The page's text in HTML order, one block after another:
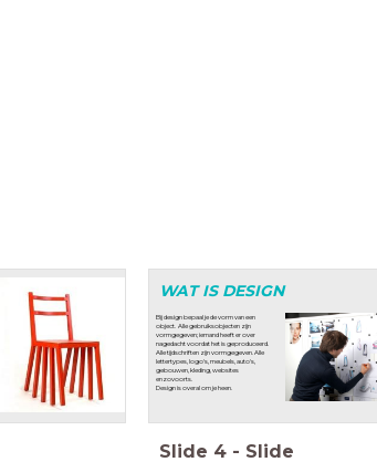
WAT IS DESIGN
Bij design bepaal je de vorm van een
object. Alle gebruiksobjecten zijn
vormgegeven; iemand heeft er over
nagedacht voordat het is geproduceerd.
Alle tijdschriften zijn vormgegeven. Alle
lettertypes, logo's, meubels, auto's,
gebouwen, kleding, websites
enzovoorts.
Design is overal om je heen.
Slide 4 - Slide